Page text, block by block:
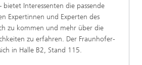
Interessenten die passende
Expertinnen und Experten des
zu kommen und mehr über die
zu erfahren. Der Fraunhofer-
in Halle B2, Stand 115.